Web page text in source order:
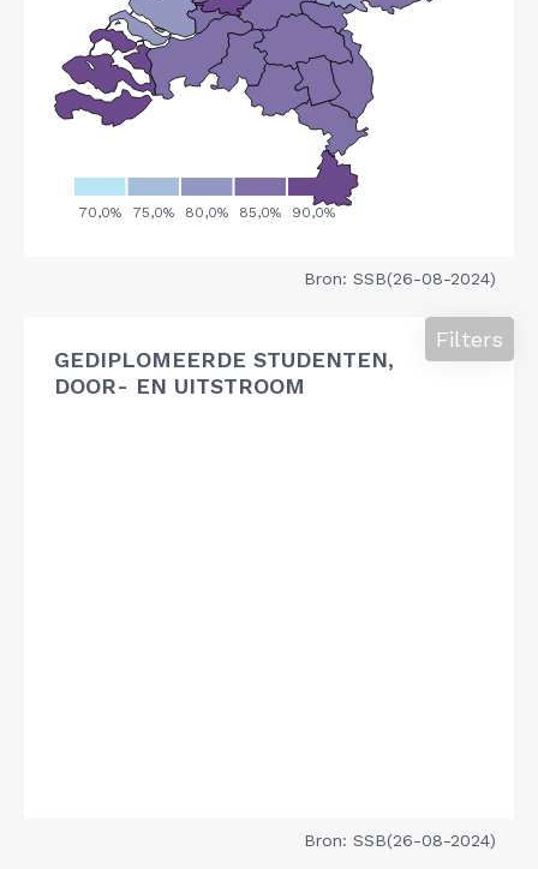
Bron: SSB(26-08-2024)
GEDIPLOMEERDE STUDENTEN,
DOOR- EN UITSTROOM
Filters
Bron: SSB(26-08-2024)